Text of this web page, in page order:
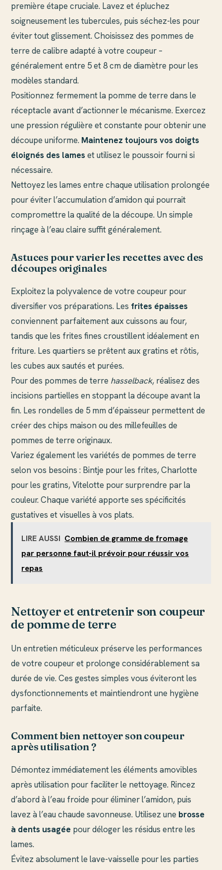
première étape cruciale. Lavez et épluchez
soigneusement les tubercules, puis séchez-les pour
éviter tout glissement. Choisissez des pommes de
terre de calibre adapté à votre coupeur –
généralement entre 5 et 8 cm de diamètre pour les
modèles standard.
Positionnez fermement la pomme de terre dans le
réceptacle avant d’actionner le mécanisme. Exercez
une pression régulière et constante pour obtenir une
découpe uniforme. Maintenez toujours vos doigts
éloignés des lames et utilisez le poussoir fourni si
nécessaire.
Nettoyez les lames entre chaque utilisation prolongée
pour éviter l’accumulation d’amidon qui pourrait
compromettre la qualité de la découpe. Un simple
rinçage à l’eau claire suffit généralement.
Astuces pour varier les recettes avec des
découpes originales
Exploitez la polyvalence de votre coupeur pour
diversifier vos préparations. Les frites épaisses
conviennent parfaitement aux cuissons au four,
tandis que les frites fines croustillent idéalement en
friture. Les quartiers se prêtent aux gratins et rôtis,
les cubes aux sautés et purées.
Pour des pommes de terre hasselback, réalisez des
incisions partielles en stoppant la découpe avant la
fin. Les rondelles de 5 mm d’épaisseur permettent de
créer des chips maison ou des millefeuilles de
pommes de terre originaux.
Variez également les variétés de pommes de terre
selon vos besoins : Bintje pour les frites, Charlotte
pour les gratins, Vitelotte pour surprendre par la
couleur. Chaque variété apporte ses spécificités
gustatives et visuelles à vos plats.
LIRE AUSSI Combien de gramme de fromage
par personne faut-il prévoir pour réussir vos
repas
Nettoyer et entretenir son coupeur
de pomme de terre
Un entretien méticuleux préserve les performances
de votre coupeur et prolonge considérablement sa
durée de vie. Ces gestes simples vous éviteront les
dysfonctionnements et maintiendront une hygiène
parfaite.
Comment bien nettoyer son coupeur
après utilisation ?
Démontez immédiatement les éléments amovibles
après utilisation pour faciliter le nettoyage. Rincez
d’abord à l’eau froide pour éliminer l’amidon, puis
lavez à l’eau chaude savonneuse. Utilisez une brosse
à dents usagée pour déloger les résidus entre les
lames.
Évitez absolument le lave-vaisselle pour les parties